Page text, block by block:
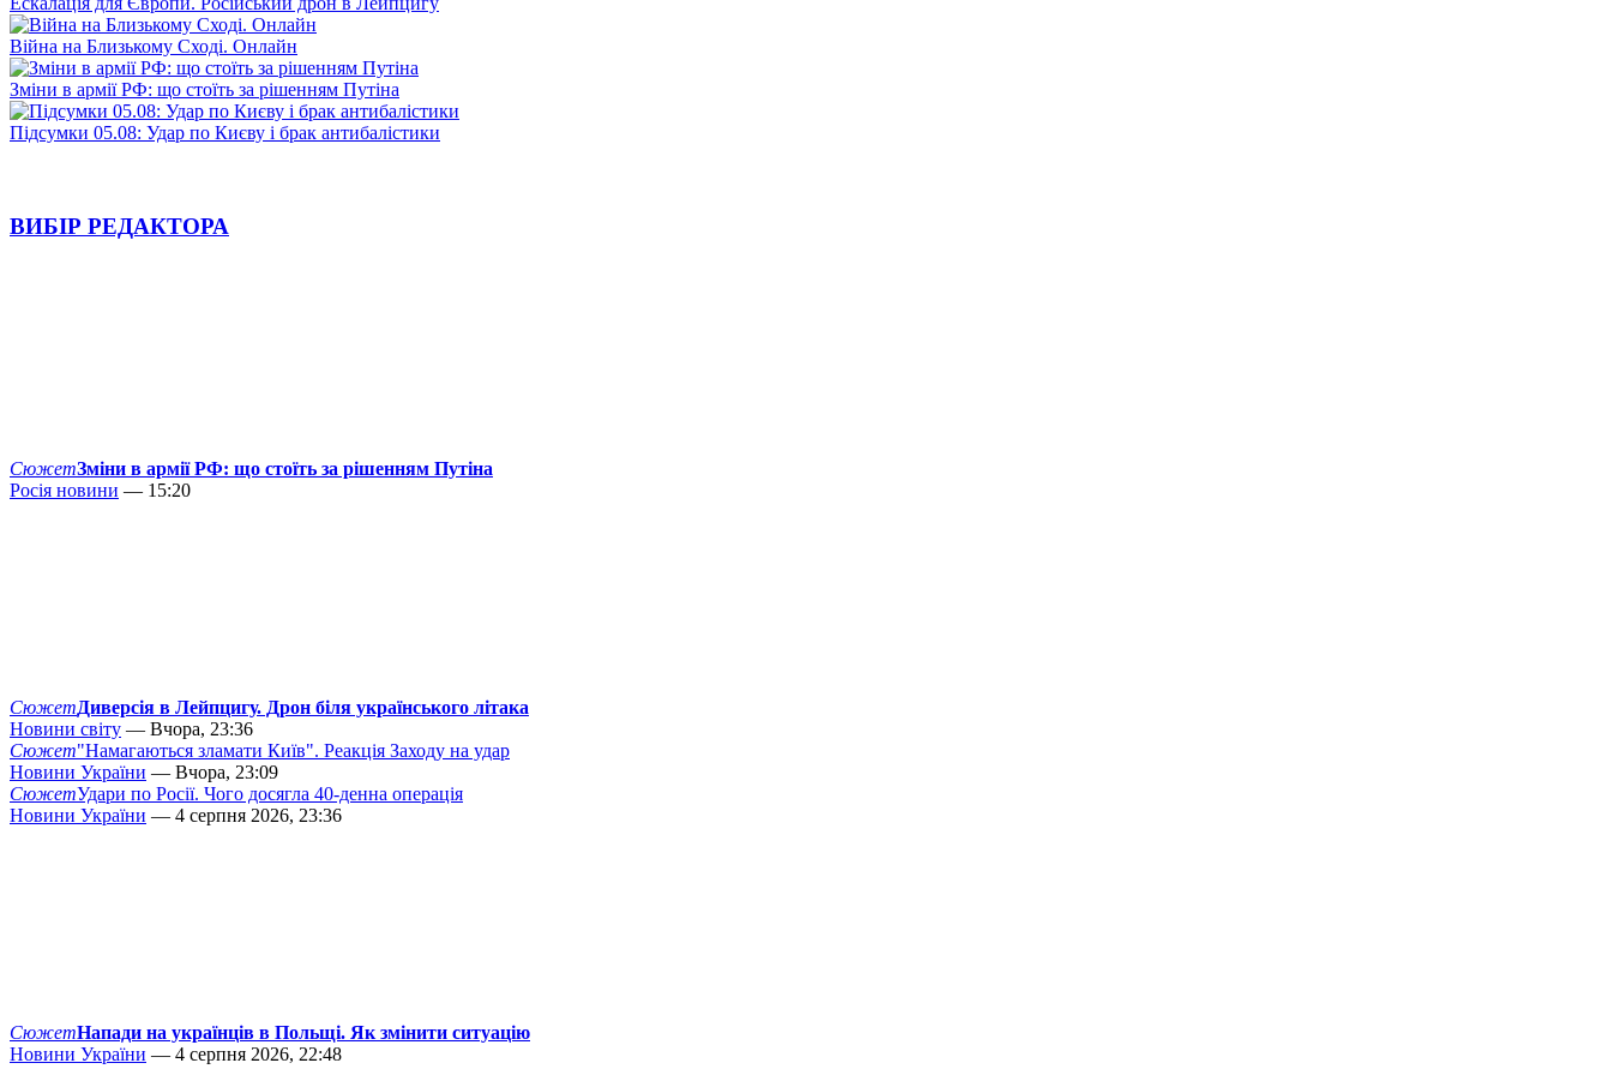
Війна на Близькому Сході. Онлайн
Зміни в армії РФ: що стоїть за рішенням Путіна
Підсумки 05.08: Удар по Києву і брак антибалістики
ВИБІР РЕДАКТОРА
СюжетЗміни в армії РФ: що стоїть за рішенням Путіна
Росія новини — 15:20
СюжетДиверсія в Лейпцигу. Дрон біля українського літака
Новини світу — Вчора, 23:36
Сюжет"Намагаються зламати Київ". Реакція Заходу на удар
Новини України — Вчора, 23:09
СюжетУдари по Росії. Чого досягла 40-денна операція
Новини України — 4 серпня 2026, 23:36
СюжетНапади на українців в Польщі. Як змінити ситуацію
Новини України — 4 серпня 2026, 22:48